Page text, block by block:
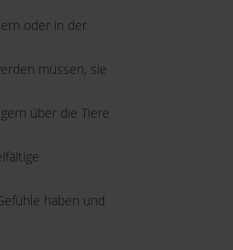
oder in der
müssen, sie
über die Tiere
haben und